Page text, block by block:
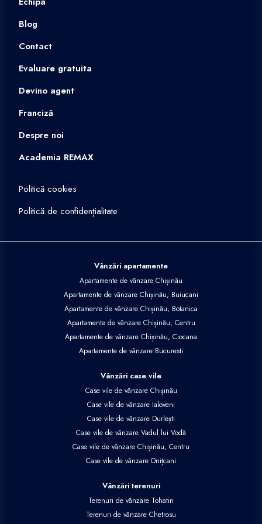
Blog
Contact
Evaluare gratuita
Devino agent
Franciză
Despre noi
Academia REMAX
Politică cookies
Politică de confidențialitate
Vânzări apartamente
Apartamente de vânzare Chișinău
Apartamente de vânzare Chișinău, Buiucani
Apartamente de vânzare Chișinău, Botanica
Apartamente de vânzare Chișinău, Centru
Apartamente de vânzare Chișinău, Ciocana
Apartamente de vânzare Bucuresti
Vânzări case vile
Case vile de vânzare Chișinău
Case vile de vânzare Ialoveni
Case vile de vânzare Durlești
Case vile de vânzare Vadul lui Vodă
Case vile de vânzare Chișinău, Centru
Case vile de vânzare Onițcani
Vânzări terenuri
Terenuri de vânzare Tohatin
Terenuri de vânzare Chetrosu